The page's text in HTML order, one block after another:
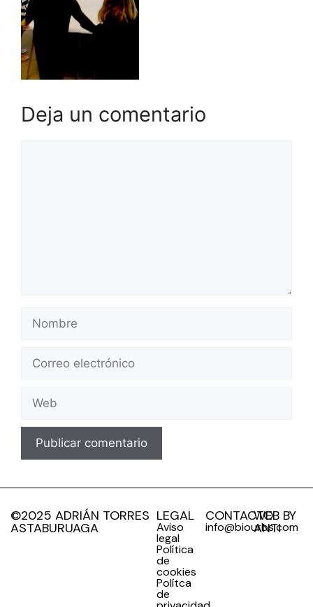
Deja un comentario
©2025 ADRIÁN TORRES
ASTABURUAGA
LEGAL
Aviso
legal
Política
de
cookies
Polítca
de
CONTACTO
info@biourbs.com
WEB BY
ANTI